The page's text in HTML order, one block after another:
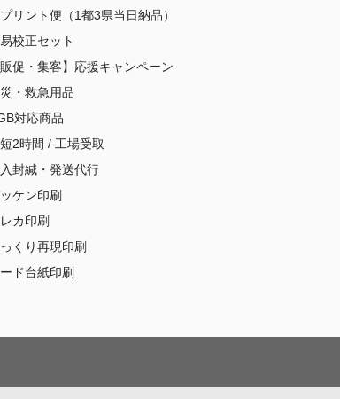
リント便（1都3県当日納品）
校正セット
販促・集客】応援キャンペーン
・救急用品
対応商品
2時間 / 工場受取
封緘・発送代行
ケン印刷
レカ印刷
くり再現印刷
ド台紙印刷